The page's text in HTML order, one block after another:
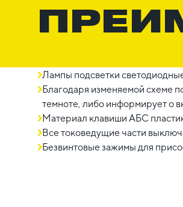
Лампы подсветки
Благодаря изменяемой схеме
темноте, либо информирует о
Материал клавиши AБС
Все токоведущие части
Безвинтовые зажимы для